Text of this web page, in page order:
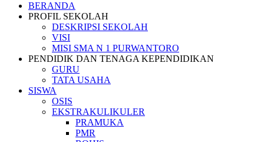
BERANDA
PROFIL SEKOLAH
DESKRIPSI SEKOLAH
VISI
MISI SMA N 1 PURWANTORO
PENDIDIK DAN TENAGA KEPENDIDIKAN
GURU
TATA USAHA
SISWA
OSIS
EKSTRAKULIKULER
PRAMUKA
PMR